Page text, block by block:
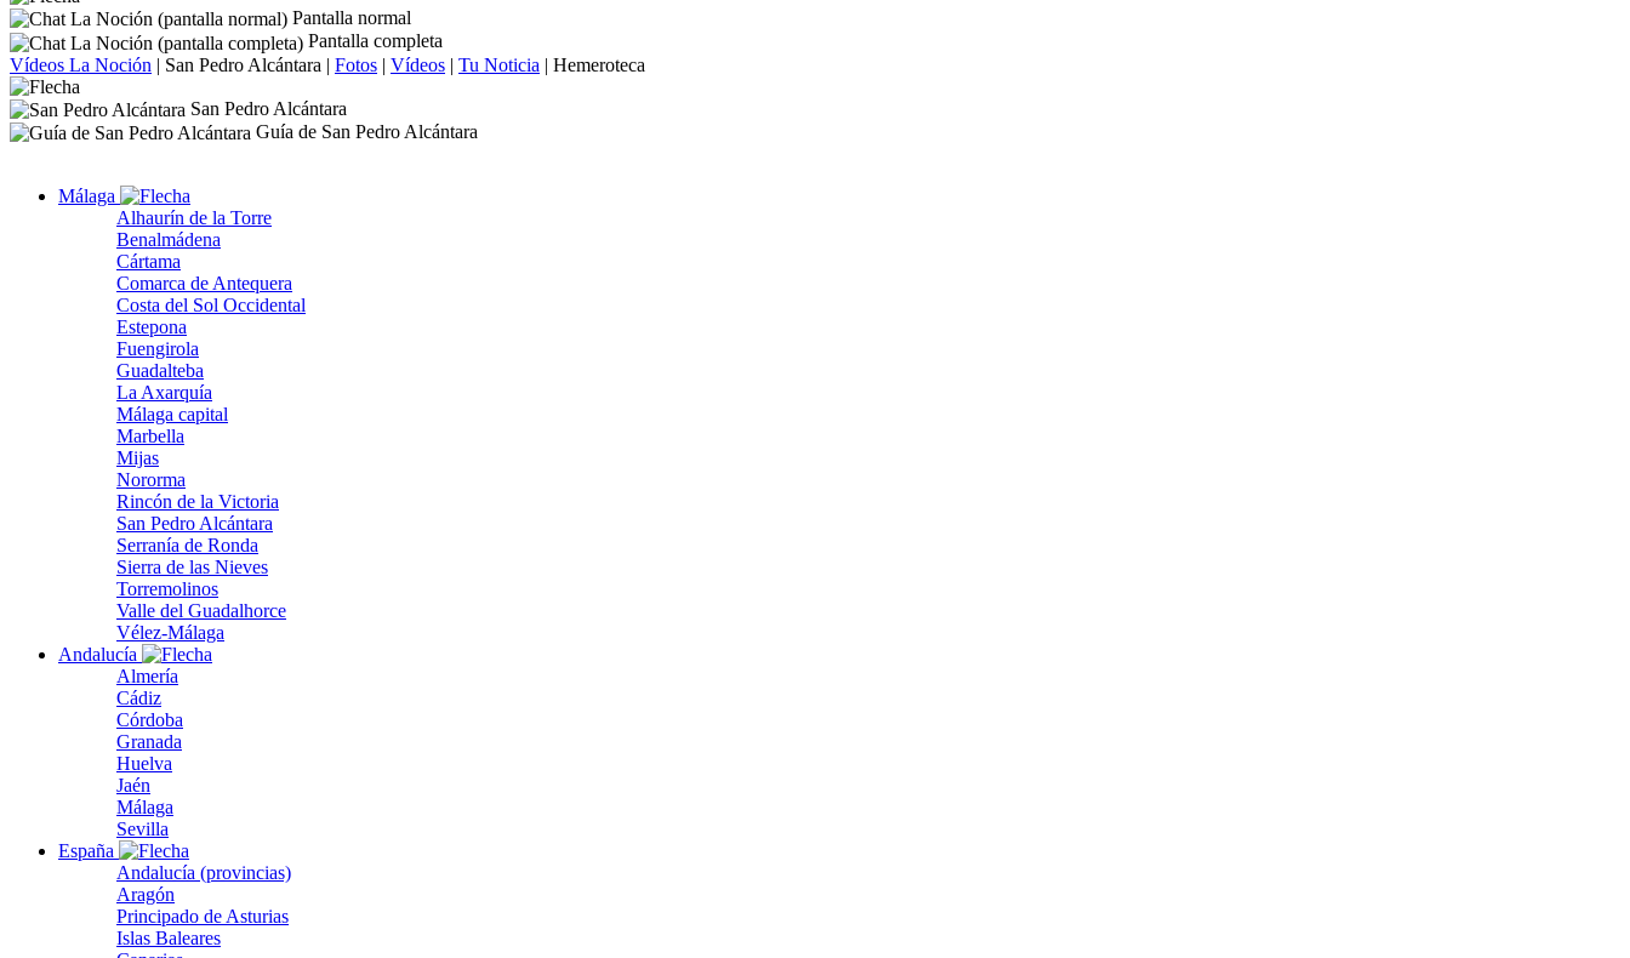
Pantalla normal
Pantalla completa
Vídeos La Noción | San Pedro Alcántara | Fotos | Vídeos | Tu Noticia | Hemeroteca
San Pedro Alcántara
Guía de San Pedro Alcántara
Málaga
Alhaurín de la Torre
Benalmádena
Cártama
Comarca de Antequera
Costa del Sol Occidental
Estepona
Fuengirola
Guadalteba
La Axarquía
Málaga capital
Marbella
Mijas
Nororma
Rincón de la Victoria
San Pedro Alcántara
Serranía de Ronda
Sierra de las Nieves
Torremolinos
Valle del Guadalhorce
Vélez-Málaga
Andalucía
Almería
Cádiz
Córdoba
Granada
Huelva
Jaén
Málaga
Sevilla
España
Andalucía (provincias)
Aragón
Principado de Asturias
Islas Baleares